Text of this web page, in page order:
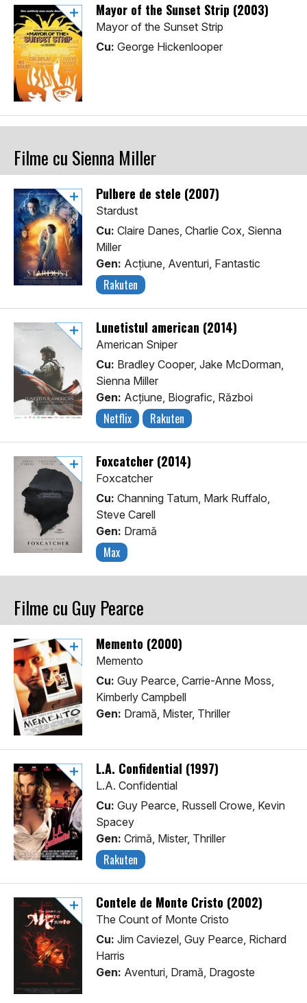
Mayor of the Sunset Strip (2003)
Mayor of the Sunset Strip
Cu: George Hickenlooper
Filme cu Sienna Miller
Pulbere de stele (2007)
Stardust
Cu: Claire Danes, Charlie Cox, Sienna
Miller
Gen: Acţiune, Aventuri, Fantastic
Rakuten
Lunetistul american (2014)
American Sniper
Cu: Bradley Cooper, Jake McDorman,
Sienna Miller
Gen: Acţiune, Biografic, Război
Netflix Rakuten
Foxcatcher (2014)
Foxcatcher
Cu: Channing Tatum, Mark Ruffalo,
Steve Carell
Gen: Dramă
Max
Filme cu Guy Pearce
Memento (2000)
Memento
Cu: Guy Pearce, Carrie-Anne Moss,
Kimberly Campbell
Gen: Dramă, Mister, Thriller
L.A. Confidential (1997)
L.A. Confidential
Cu: Guy Pearce, Russell Crowe, Kevin
Spacey
Gen: Crimă, Mister, Thriller
Rakuten
Contele de Monte Cristo (2002)
The Count of Monte Cristo
Cu: Jim Caviezel, Guy Pearce, Richard
Harris
Gen: Aventuri, Dramă, Dragoste